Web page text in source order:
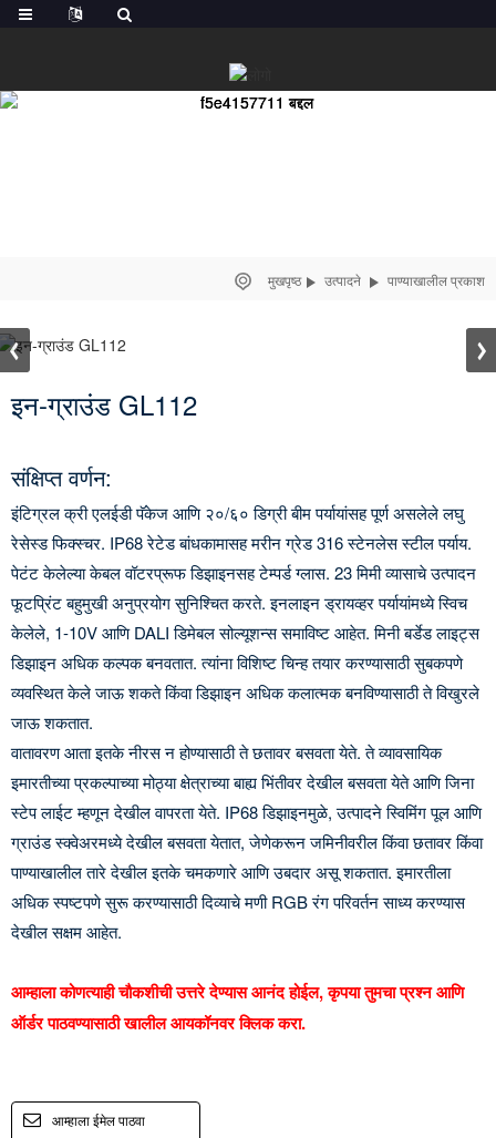
मुखपृष्ठ उत्पादने पाण्याखालील प्रकाश
इन-ग्राउंड GL112
संक्षिप्त वर्णन:
इंटिग्रल क्री एलईडी पॅकेज आणि २०/६० डिग्री बीम पर्यायांसह पूर्ण असलेले लघु
रेसेस्ड फिक्स्चर. IP68 रेटेड बांधकामासह मरीन ग्रेड 316 स्टेनलेस स्टील पर्याय.
पेटंट केलेल्या केबल वॉटरप्रूफ डिझाइनसह टेम्पर्ड ग्लास. 23 मिमी व्यासाचे उत्पादन
फूटप्रिंट बहुमुखी अनुप्रयोग सुनिश्चित करते. इनलाइन ड्रायव्हर पर्यायांमध्ये स्विच
केलेले, 1-10V आणि DALI डिमेबल सोल्यूशन्स समाविष्ट आहेत. मिनी बर्डेड लाइट्स
डिझाइन अधिक कल्पक बनवतात. त्यांना विशिष्ट चिन्ह तयार करण्यासाठी सुबकपणे
व्यवस्थित केले जाऊ शकते किंवा डिझाइन अधिक कलात्मक बनविण्यासाठी ते विखुरले
जाऊ शकतात.
वातावरण आता इतके नीरस न होण्यासाठी ते छतावर बसवता येते. ते व्यावसायिक
इमारतीच्या प्रकल्पाच्या मोठ्या क्षेत्राच्या बाह्य भिंतीवर देखील बसवता येते आणि जिना
स्टेप लाईट म्हणून देखील वापरता येते. IP68 डिझाइनमुळे, उत्पादने स्विमिंग पूल आणि
ग्राउंड स्क्वेअरमध्ये देखील बसवता येतात, जेणेकरून जमिनीवरील किंवा छतावर किंवा
पाण्याखालील तारे देखील इतके चमकणारे आणि उबदार असू शकतात. इमारतीला
अधिक स्पष्टपणे सुरू करण्यासाठी दिव्याचे मणी RGB रंग परिवर्तन साध्य करण्यास
देखील सक्षम आहेत.
आम्हाला कोणत्याही चौकशीची उत्तरे देण्यास आनंद होईल, कृपया तुमचा प्रश्न आणि
ऑर्डर पाठवण्यासाठी खालील आयकॉनवर क्लिक करा.
आम्हाला ईमेल पाठवा